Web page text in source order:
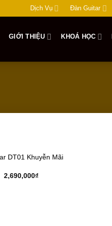
Dịch Vụ Đàn Guitar
GIỚI THIỆU KHOÁ HỌC
Add to
DT01 Khuyễn Mãi
2,690,000₫